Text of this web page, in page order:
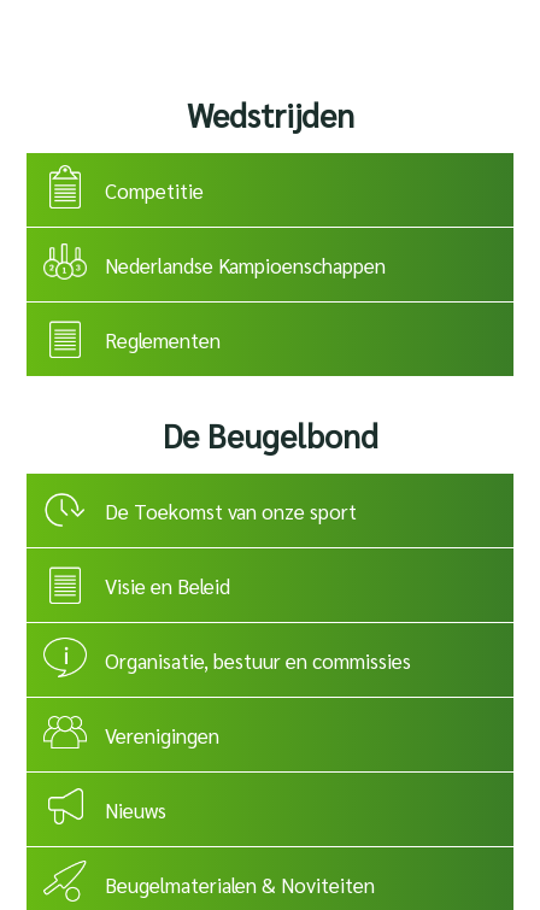
Wedstrijden
Competitie
Nederlandse Kampioenschappen
Reglementen
De Beugelbond
De Toekomst van onze sport
Visie en Beleid
Organisatie, bestuur en commissies
Verenigingen
Nieuws
Beugelmaterialen & Noviteiten